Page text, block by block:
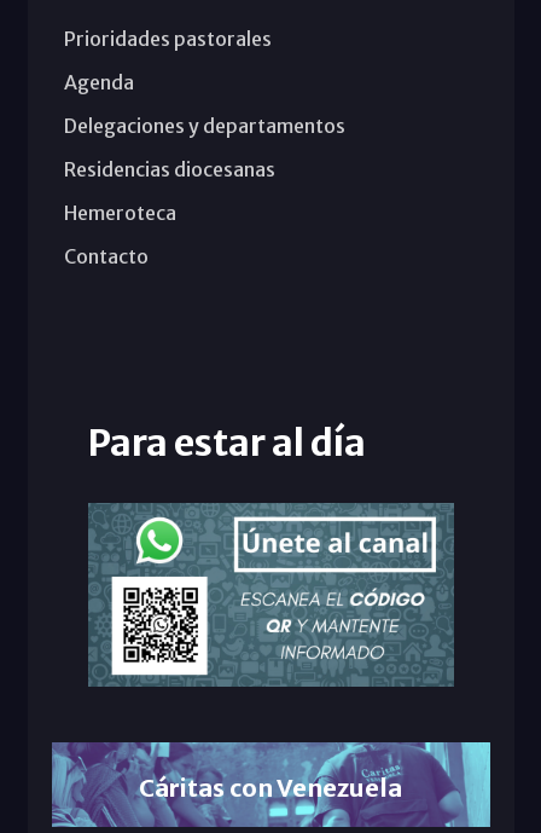
Prioridades pastorales
Agenda
Delegaciones y departamentos
Residencias diocesanas
Hemeroteca
Contacto
Para estar al día
Cáritas con Venezuela